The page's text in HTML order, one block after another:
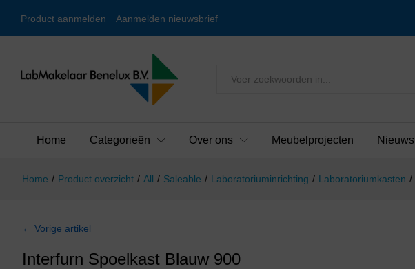
Product aanmelden Aanmelden nieuwsbrief
Alles
Home Categorieën Over ons Meubelprojecten Nieuws
Home / Product overzicht / All / Saleable / Laboratoriuminrichting / Laboratoriumkasten /
← Vorige artikel
Interfurn Spoelkast Blauw 900